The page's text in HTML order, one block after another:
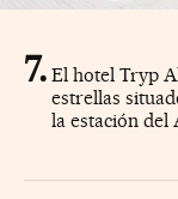
El hotel Tryp
estrellas
la estación del